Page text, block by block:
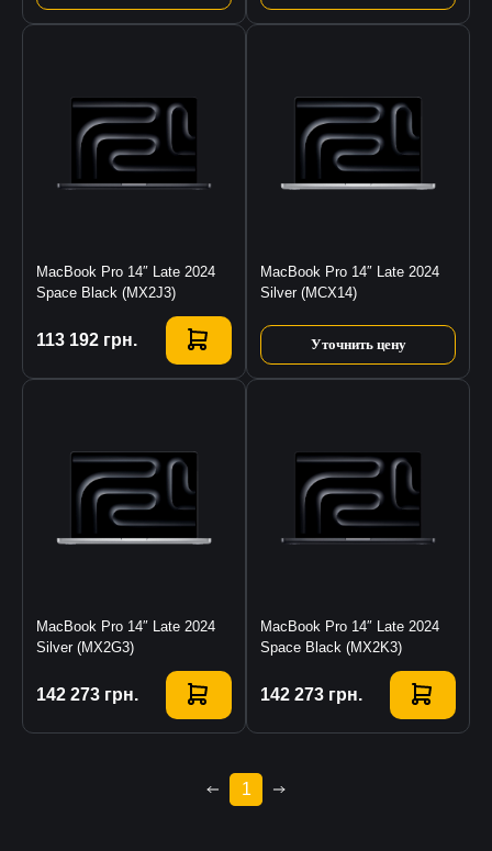
MacBook Pro 14″ Late 2024
Space Black (MX2J3)
113 192 грн.
Купить
MacBook Pro 14″ Late 2024
Silver (MCX14)
Уточнить цену
MacBook Pro 14″ Late 2024
Silver (MX2G3)
142 273 грн.
Купить
MacBook Pro 14″ Late 2024
Space Black (MX2K3)
142 273 грн.
Купить
1